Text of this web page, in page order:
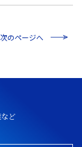
次のページへ
ど